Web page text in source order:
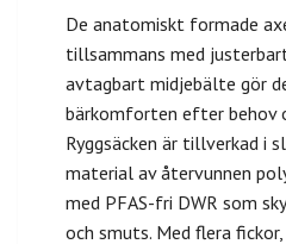
De anatomiskt formade
tillsammans med
avtagbart midjebälte gör
bärkomforten efter behov
Ryggsäcken är tillverkad i
material av återvunnen
med PFAS-fri DWR som
och smuts. Med flera